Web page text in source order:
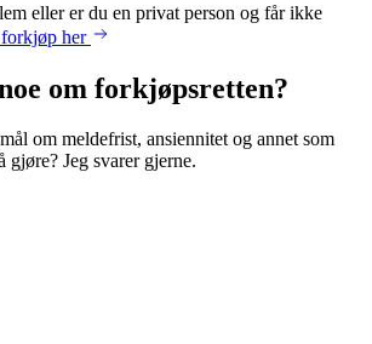
eller er du en privat person og får ikke
her
om forkjøpsretten?
om meldefrist, ansiennitet og annet som
gjøre? Jeg svarer gjerne.